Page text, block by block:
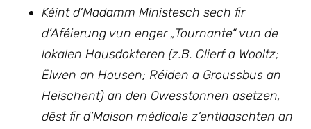
Kéint d’Madamm Ministesch sech fir
d’Aféierung vun enger „Tournante“ vun de
lokalen Hausdokteren (z.B. Clierf a Wooltz;
Ëlwen an Housen; Réiden a Groussbus an
Heischent) an den Owesstonnen asetzen,
dëst fir d’Maison médicale z’entlaaschten an